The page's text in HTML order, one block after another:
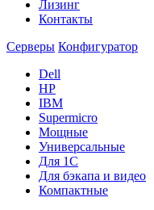
Лизинг
Контакты
Серверы Конфигуратор
Dell
HP
IBM
Supermicro
Мощные
Универсальные
Для 1С
Для бэкапа и видео
Компактные